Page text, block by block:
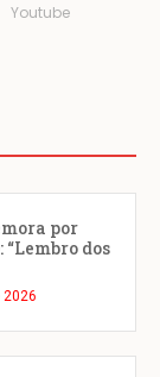
Youtube
por
dos